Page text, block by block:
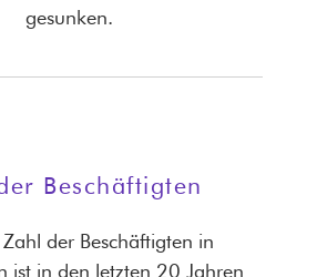
gesunken.
Beschäftigten
der Beschäftigten in
ist in den letzten 20 Jahren